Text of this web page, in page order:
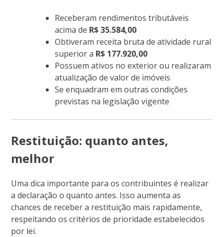
Receberam rendimentos tributáveis
acima de R$ 35.584,00
Obtiveram receita bruta de atividade rural
superior a R$ 177.920,00
Possuem ativos no exterior ou realizaram
atualização de valor de imóveis
Se enquadram em outras condições
previstas na legislação vigente
Restituição: quanto antes,
melhor
Uma dica importante para os contribuintes é realizar
a declaração o quanto antes. Isso aumenta as
chances de receber a restituição mais rapidamente,
respeitando os critérios de prioridade estabelecidos
por lei.